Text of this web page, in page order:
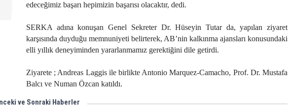
edeceğimiz başarı hepimizin başarısı olacaktır, dedi.
SERKA adına konuşan Genel Sekreter Dr. Hüseyin Tutar da, yapılan ziyaret
karşısında duyduğu memnuniyeti belirterek, AB’nin kalkınma ajansları konusundaki
elli yıllık deneyiminden yararlanmamız gerektiğini dile getirdi.
Ziyarete ; Andreas Laggis ile birlikte Antonio Marquez-Camacho, Prof. Dr. Mustafa
Balcı ve Numan Özcan katıldı.
ve Sonraki Haberler